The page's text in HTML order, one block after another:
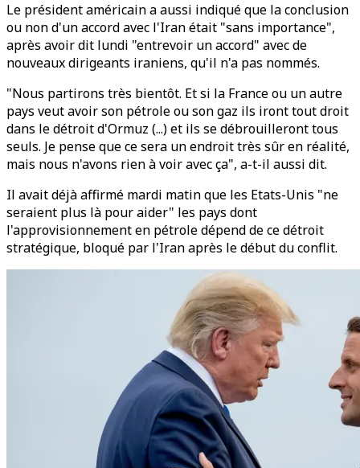
Le président américain a aussi indiqué que la conclusion
ou non d'un accord avec l'Iran était "sans importance",
après avoir dit lundi "entrevoir un accord" avec de
nouveaux dirigeants iraniens, qu'il n'a pas nommés.
"Nous partirons très bientôt. Et si la France ou un autre
pays veut avoir son pétrole ou son gaz ils iront tout droit
dans le détroit d'Ormuz (...) et ils se débrouilleront tous
seuls. Je pense que ce sera un endroit très sûr en réalité,
mais nous n'avons rien à voir avec ça", a-t-il aussi dit.
Il avait déjà affirmé mardi matin que les Etats-Unis "ne
seraient plus là pour aider" les pays dont
l'approvisionnement en pétrole dépend de ce détroit
stratégique, bloqué par l'Iran après le début du conflit.